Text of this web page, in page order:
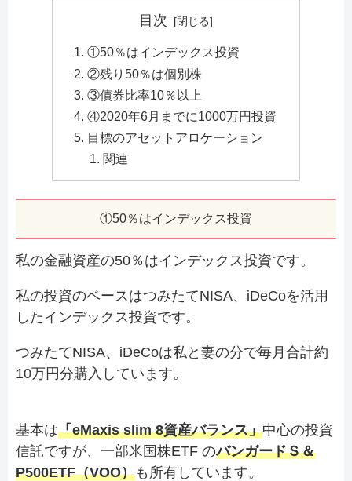
目次
①50％はインデックス投資
②残り50％は個別株
③債券比率10％以上
④2020年6月までに1000万円投資
目標のアセットアロケーション
関連
①50％はインデックス投資
私の金融資産の50％はインデックス投資です。
私の投資のベースはつみたてNISA、iDeCoを活用
したインデックス投資です。
つみたてNISA、iDeCoは私と妻の分で毎月合計約
10万円分購入しています。
基本は「eMaxis slim 8資産バランス」中心の投資
信託ですが、一部米国株ETF のバンガードＳ＆
P500ETF（VOO）も所有しています。